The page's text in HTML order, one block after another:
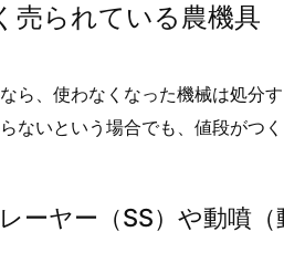
売られている農機具
ら、使わなくなった機械は処分
ないという場合でも、値段がつく
ーヤー（SS）や動噴（